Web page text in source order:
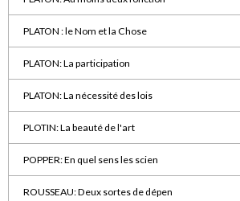
PLATON : le Nom et la Chose
PLATON: La participation
PLATON: La nécessité des lois
PLOTIN: La beauté de l'art
POPPER: En quel sens les scien
ROUSSEAU: Deux sortes de dépen